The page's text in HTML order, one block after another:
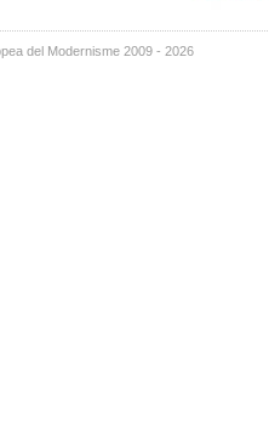
del Modernisme 2009 - 2026